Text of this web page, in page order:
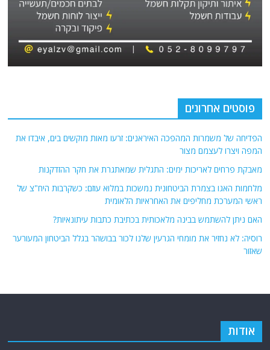
פוסטים אחרונים
הפדיחה של משמרות המהפכה האיראנים: זרעו מאות מוקשים בים, איבדו את
המפה ויצרו לעצמם מצור
מאבקת פרחים לאריכות ימים: התגלית שמאתגרת את חקר ההזדקנות
מלחמות האגו בצמרת הביטחונית נמשכות במלוא עוזם: כשקרבות היח"צ של
ראשי המערכת מחליפים את האחראיות הלאומית
האם ניתן להשתמש בבינה מלאכותית בכתיבת כתבות עיתונאיות?
רוסיה: לא נחזיר את מומחי הגרעין שלנו לכור בבושהר בגלל הביטחון המעורער
שאזור
אודות